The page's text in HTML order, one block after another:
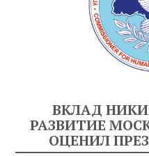
ВКЛАД
РАЗВИТИЕ
ОЦЕНИЛ